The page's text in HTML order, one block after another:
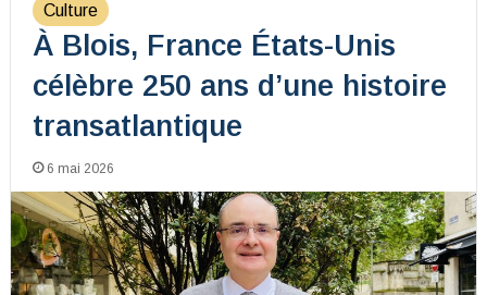
Culture
À Blois, France États-Unis
célèbre 250 ans d’une histoire
transatlantique
6 mai 2026